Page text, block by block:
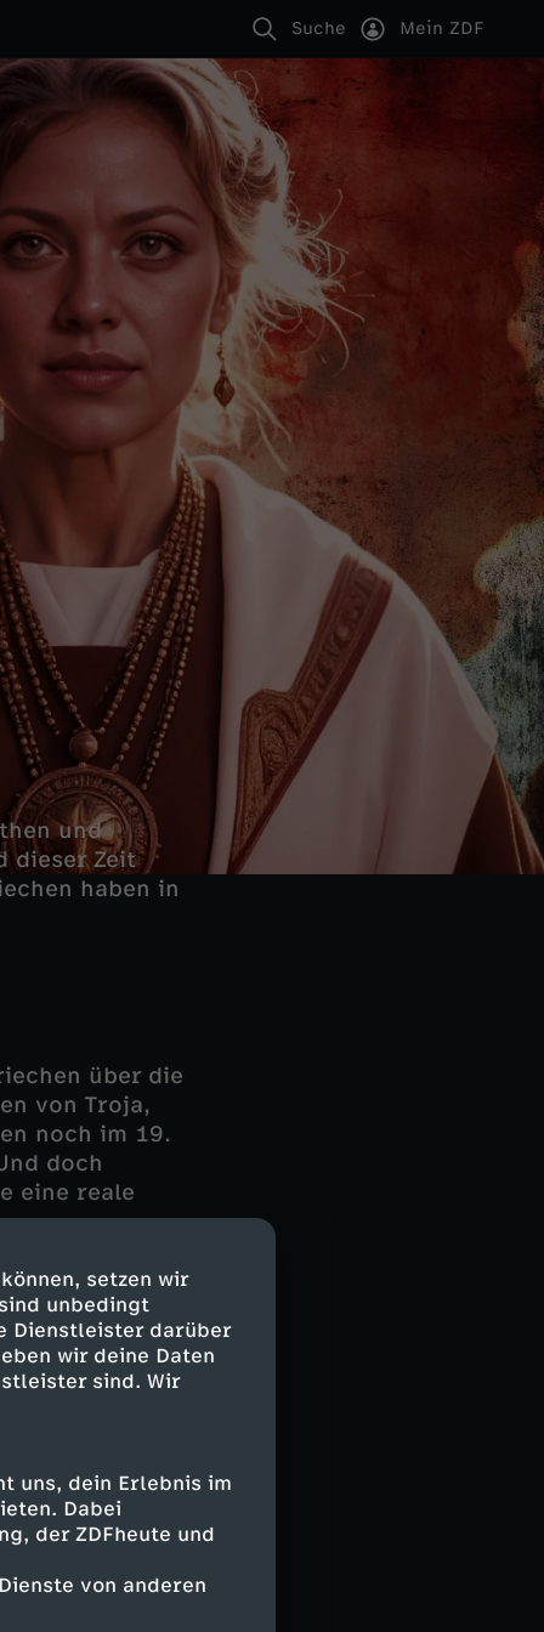
setzen wir
unbedingt
Dienstleister darüber
wir deine Daten
sind. Wir
uns, dein Erlebnis im
Dabei
der ZDFheute und
von anderen
Suche Mein ZDF
und
dieser Zeit
haben in
über die
von Troja,
noch im 19.
doch
eine reale
Erforschung
Funde
für das
die
wurden